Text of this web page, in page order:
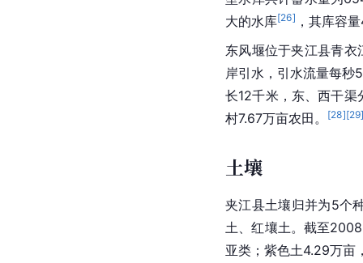
大的水库[26] ，其库容
东风堰位于夹江县青衣
岸引水，引水流量每秒
长12千米，东、西干
村7.67万亩农田。
[28][29
土壤
夹江县土壤归并为5个
土、红壤土。截至
亚类；紫色土4.29万亩